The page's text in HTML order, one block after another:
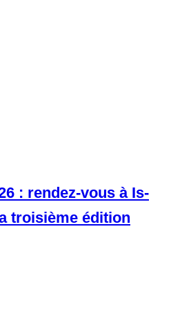
: rendez-vous à Is-
troisième édition